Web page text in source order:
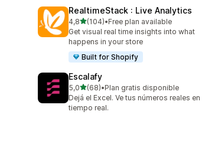
RealtimeStack : Live Analytics
4,8de 5 estrelas
(104)
104 total de avaliações
•Free plan available
Get visual real time insights into what
happens in your store
Built for Shopify
Escalafy
5,0de 5 estrelas
(68)
68 total de avaliações
•Plan gratis disponible
Dejá el Excel. Ve tus números reales en
tiempo real.